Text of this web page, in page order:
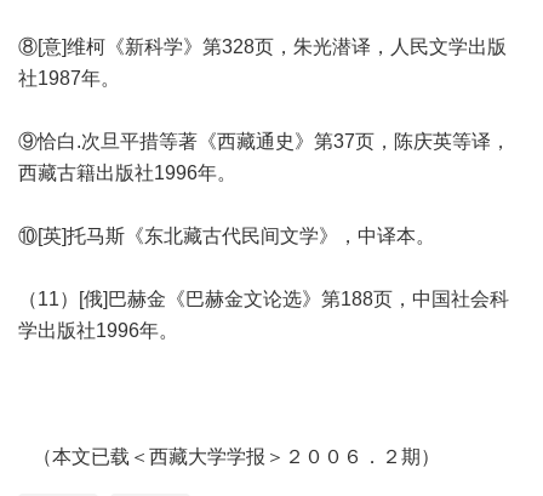
⑧[意]维柯《新科学》第328页，朱光潜译，人民文学出版
社1987年。
⑨恰白.次旦平措等著《西藏通史》第37页，陈庆英等译，
西藏古籍出版社1996年。
⑩[英]托马斯《东北藏古代民间文学》，中译本。
（11）[俄]巴赫金《巴赫金文论选》第188页，中国社会科
学出版社1996年。
（本文已载＜西藏大学学报＞２００６．２期）